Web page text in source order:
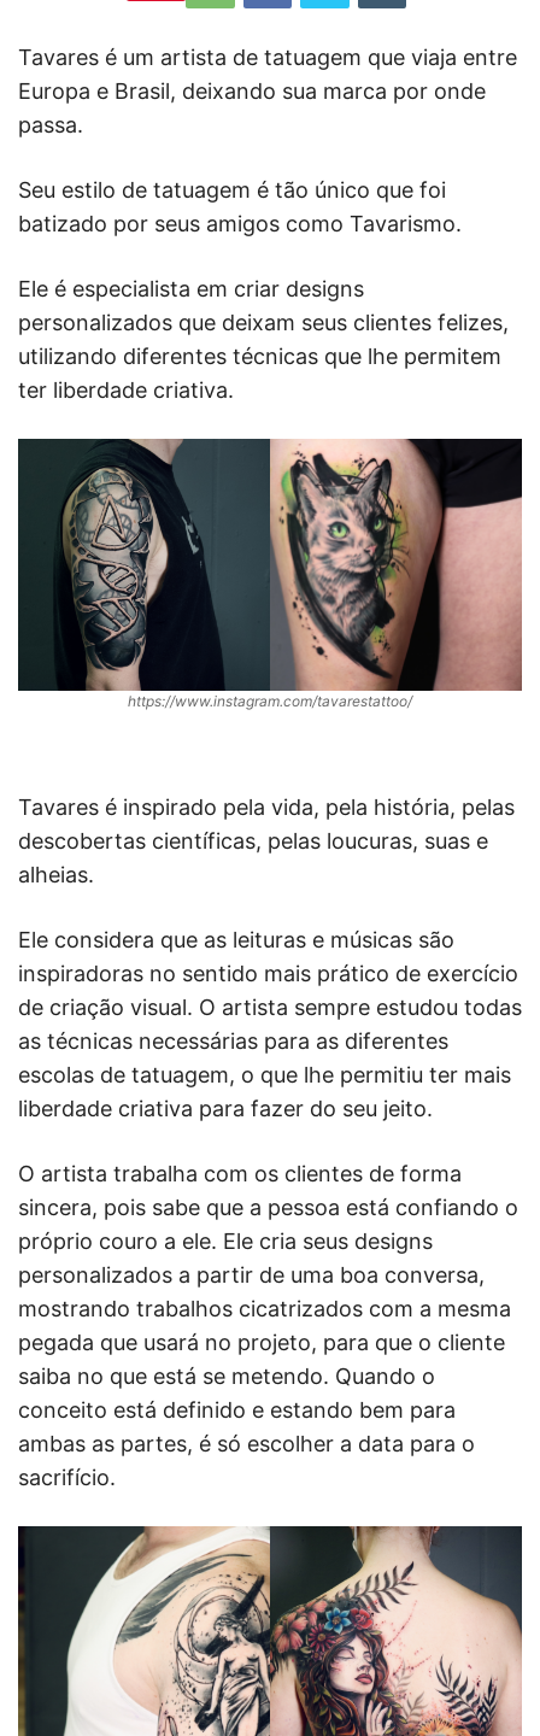
Tavares é um artista de tatuagem que viaja entre
Europa e Brasil, deixando sua marca por onde
passa.
Seu estilo de tatuagem é tão único que foi
batizado por seus amigos como Tavarismo.
Ele é especialista em criar designs
personalizados que deixam seus clientes felizes,
utilizando diferentes técnicas que lhe permitem
ter liberdade criativa.
https://www.instagram.com/tavarestattoo/
Tavares é inspirado pela vida, pela história, pelas
descobertas científicas, pelas loucuras, suas e
alheias.
Ele considera que as leituras e músicas são
inspiradoras no sentido mais prático de exercício
de criação visual. O artista sempre estudou todas
as técnicas necessárias para as diferentes
escolas de tatuagem, o que lhe permitiu ter mais
liberdade criativa para fazer do seu jeito.
O artista trabalha com os clientes de forma
sincera, pois sabe que a pessoa está confiando o
próprio couro a ele. Ele cria seus designs
personalizados a partir de uma boa conversa,
mostrando trabalhos cicatrizados com a mesma
pegada que usará no projeto, para que o cliente
saiba no que está se metendo. Quando o
conceito está definido e estando bem para
ambas as partes, é só escolher a data para o
sacrifício.